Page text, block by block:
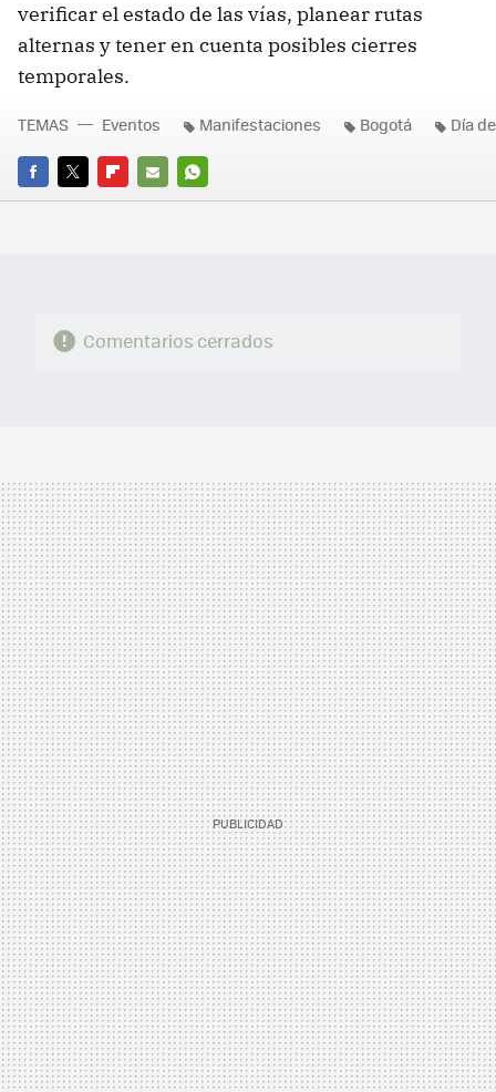
verificar el estado de las vías, planear rutas
alternas y tener en cuenta posibles cierres
temporales.
FACEBOOK
TWITTERFLIPBOARD
E-
WHATSAPP
TEMAS Eventos Manifestaciones Bogotá Día
Comentarios cerrados